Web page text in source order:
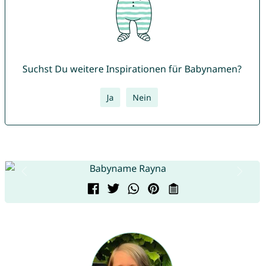
Suchst Du weitere Inspirationen für Babynamen?
Ja Nein